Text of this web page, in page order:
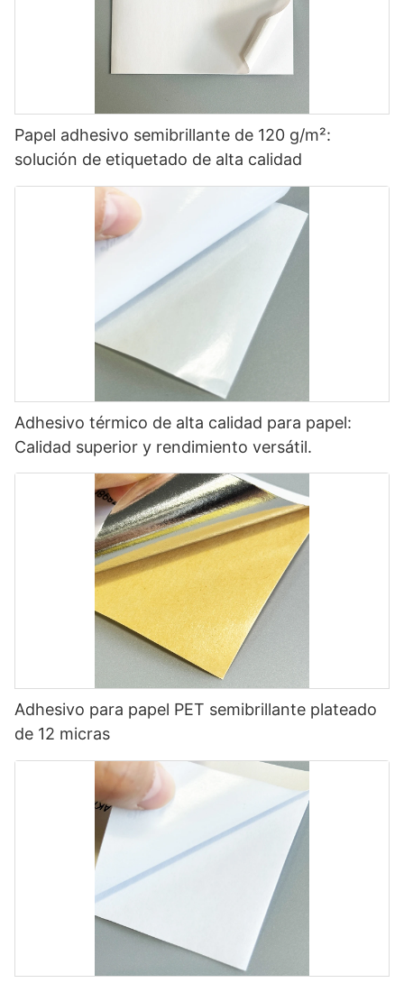
Papel adhesivo semibrillante de 120 g/m²:
solución de etiquetado de alta calidad
Adhesivo térmico de alta calidad para papel:
Calidad superior y rendimiento versátil.
Adhesivo para papel PET semibrillante plateado
de 12 micras